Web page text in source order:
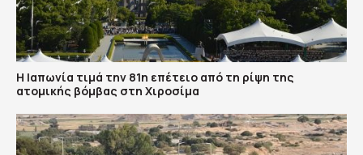
Η Ιαπωνία τιμά την 81η επέτειο από τη ρίψη της
ατομικής βόμβας στη Χιροσίμα